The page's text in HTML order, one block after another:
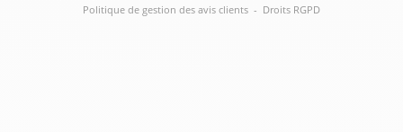
Politique de gestion des avis clients - Droits RGPD